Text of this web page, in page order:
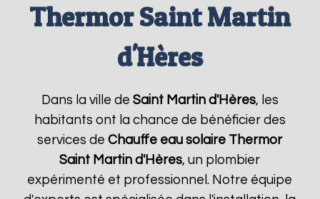
Thermor Saint Martin
d'Hères
Dans la ville de Saint Martin d'Hères, les
habitants ont la chance de bénéficier des
services deChauffe eau solaire Thermor
Saint Martin d'Hères, un plombier
expérimenté et professionnel. Notre équipe